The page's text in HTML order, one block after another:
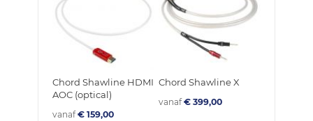
Chord Shawline HDMI
AOC (optical)
vanaf € 159,00
Chord Shawline X
vanaf € 399,00